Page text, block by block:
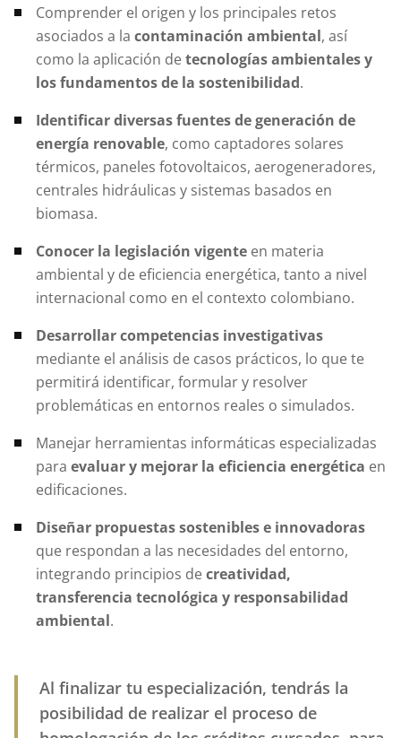
Comprender el origen y los principales retos
asociados a la contaminación ambiental, así
como la aplicación detecnologías ambientales y
los fundamentos de la sostenibilidad.
Identificar diversas fuentes de generación de
energía renovable, como captadores solares
térmicos, paneles fotovoltaicos, aerogeneradores,
centrales hidráulicas y sistemas basados en
biomasa.
Conocer la legislación vigente en materia
ambiental y de eficiencia energética, tanto a nivel
internacional como en el contexto colombiano.
Desarrollar competencias investigativas
mediante el análisis de casos prácticos, lo que te
permitirá identificar, formular y resolver
problemáticas en entornos reales o simulados.
Manejar herramientas informáticas especializadas
para evaluar y mejorar la eficiencia energética en
edificaciones.
Diseñar propuestas sostenibles e innovadoras
que respondan a las necesidades del entorno,
integrando principios decreatividad,
transferencia tecnológica y responsabilidad
ambiental.
Al finalizar tu especialización, tendrás la
posibilidad de realizar el proceso de